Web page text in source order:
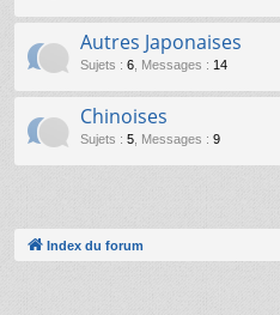
Autres Japonaises
Sujets : 6 Messages : 14
Chinoises
Sujets : 5 Messages : 9
Index du forum